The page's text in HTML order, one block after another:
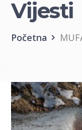
Vijesti
Početna